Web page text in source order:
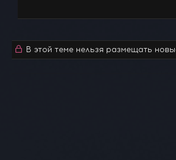
В этой теме нельзя размещать